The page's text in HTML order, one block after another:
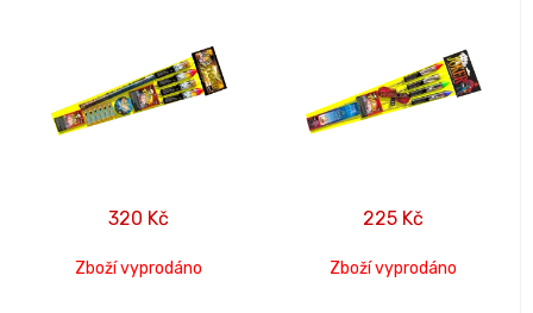
320 Kč
Zboží vyprodáno
225 Kč
Zboží vyprodáno